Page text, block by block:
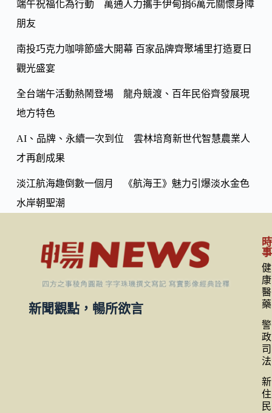
o
Li
k
端午祝福化為行動 萬通人力攜手伊甸捐6萬元關懷身障
朋友
南投巧克力咖啡節盛大開幕 百家品牌齊聚埔里打造夏日
觀光盛宴
全台端午活動熱鬧登場 龍舟競渡、百年民俗齊發展現
地方特色
AI、品牌、永續一次到位 雲林培育新世代智慧農業人
才再創成果
淡江航海趣倒數一個月 《航海王》魅力引爆淡水金色
水岸朝聖潮
新聞觀點，暢所欲言
時
事
健
康
醫
藥
警
政
司
法
新
住
民